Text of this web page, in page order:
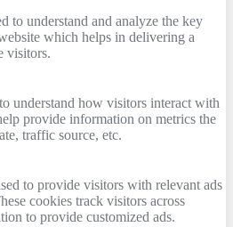
to understand and analyze the key
which helps in delivering a
visitors.
understand how visitors interact with
provide information on metrics the
traffic source, etc.
to provide visitors with relevant ads
cookies track visitors across
to provide customized ads.